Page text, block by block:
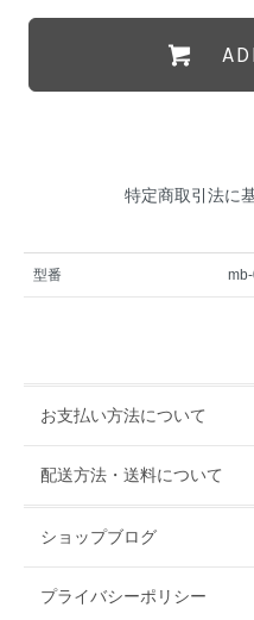
特定商取引法に
型番
お支払い方法について
配送方法・送料について
ショップブログ
プライバシーポリシー